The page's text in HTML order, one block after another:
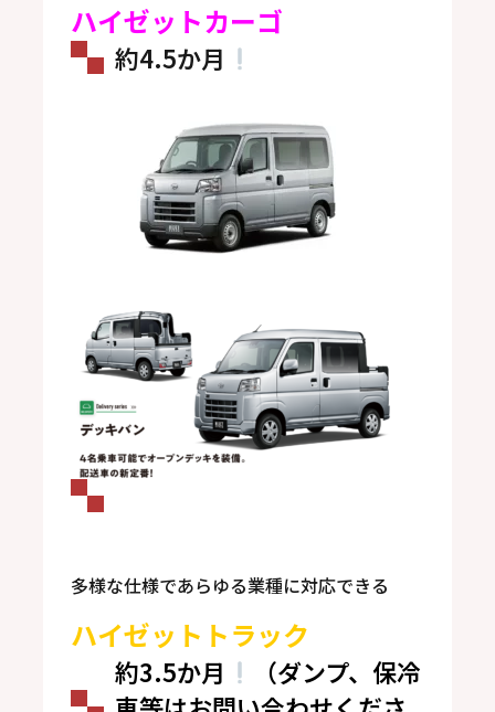
ハイゼットカーゴ
約4.5か月
多様な仕様であらゆる業種に対応できる
ハイゼットトラック
約3.5か月
（ダンプ、保冷